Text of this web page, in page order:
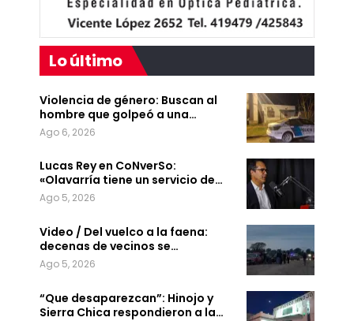
Lo último
Violencia de género: Buscan al
hombre que golpeó a una…
Ago 6, 2026
Lucas Rey en CoNverSo:
«Olavarría tiene un servicio de…
Ago 5, 2026
Video / Del vuelco a la faena:
decenas de vecinos se…
Ago 5, 2026
“Que desaparezcan”: Hinojo y
Sierra Chica respondieron a la…